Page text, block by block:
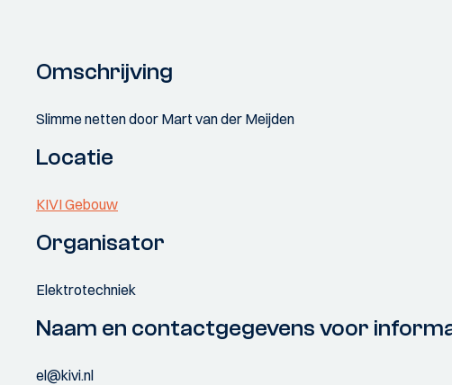
Omschrijving
Slimme netten door Mart van der Meijden
Locatie
KIVI Gebouw
Organisator
Elektrotechniek
Naam en contactgegevens voor
el@kivi.nl